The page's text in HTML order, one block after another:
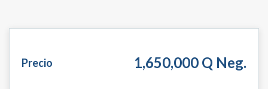
Precio 1,650,000 Q Neg.